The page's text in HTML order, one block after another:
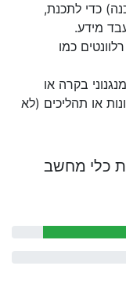
כדי לתכנת,
מידע.
כמו
בקרה או
או תהליכים (לא
כלי מחשב